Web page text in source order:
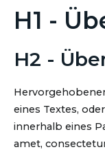
H1 -
H2 -
eines Textes,
innerhalb eines
amet,